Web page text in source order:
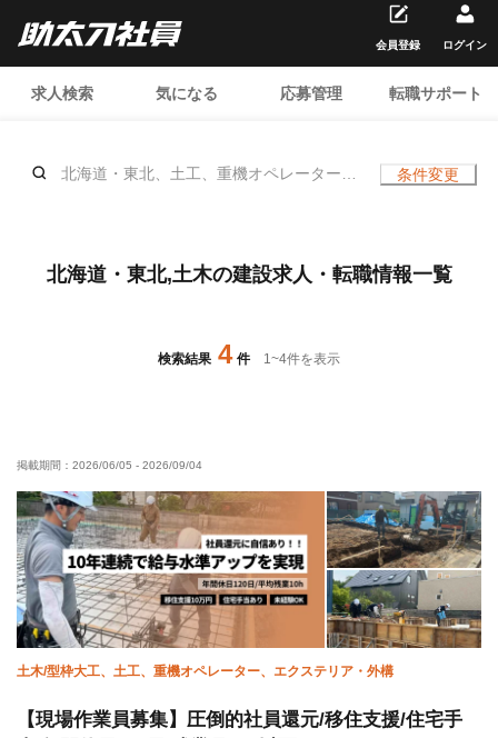
求人検索 気になる 応募管理 転職サポート
会員登録 ログイン
北海道・東北、土工、重機オペレーター、
場)、土木/鳶 (鉄骨)、鍛治鳶、橋梁鳶、土
木/型枠大工、土木/鉄筋工、、年齢不問
条件変更
北海道・東北,土木の建設求人・転職情報一覧
検索結果 4 件 1~4件を表示
掲載期間： 2026/06/05 - 2026/09/04
土木/型枠大工、土工、重機オペレーター、エクステリア・外構
【現場作業員募集】圧倒的社員還元/移住支援/住宅手